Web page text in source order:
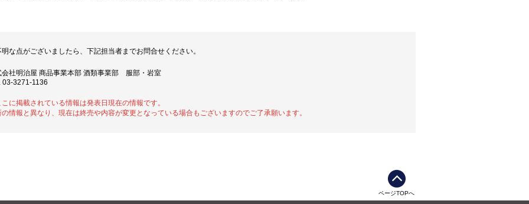
明な点がございましたら、下記担当者までお問合せください。
会社明治屋 商品事業本部 酒類事業部 服部・岩室
03-3271-1136
に掲載されている情報は発表日現在の情報です。
の情報と異なり、現在は終売や内容が変更となっている場合もございますのでご了承願います。
ページTOPへ